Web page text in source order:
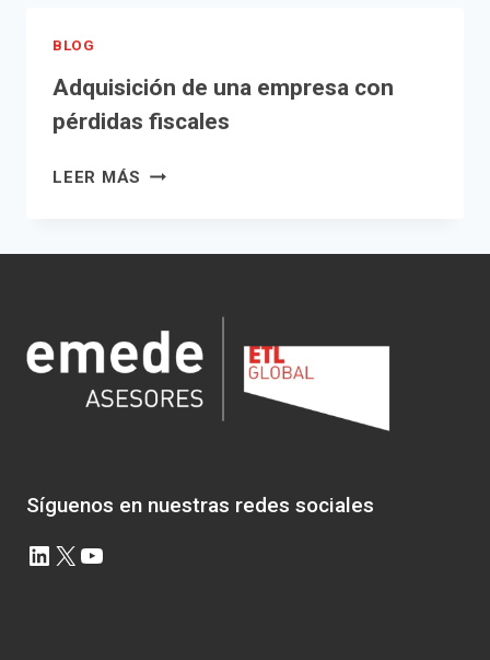
BLOG
Adquisición de una empresa con
pérdidas fiscales
LEER MÁS ADQUISICIÓN
EMPRESA
FISCALES
Síguenos en nuestras redes sociales
LinkedIn
X YouTube